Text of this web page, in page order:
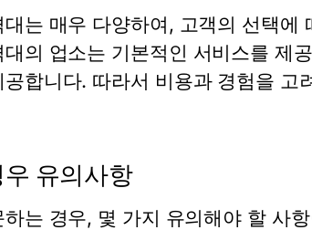
는 매우 다양하여, 고객의 선택에
의 업소는 기본적인 서비스를 제
합니다. 따라서 비용과 경험을 고
유의사항
는 경우, 몇 가지 유의해야 할 사